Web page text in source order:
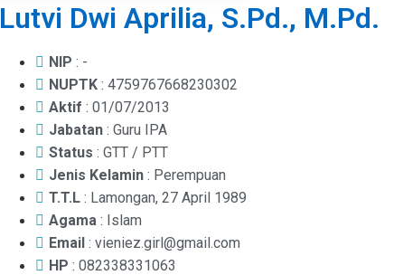
Lutvi Dwi Aprilia, S.Pd., M.Pd.
NIP : -
NUPTK : 4759767668230302
Aktif : 01/07/2013
Jabatan : Guru IPA
Status : GTT / PTT
Jenis Kelamin : Perempuan
T.T.L : Lamongan, 27 April 1989
Agama : Islam
Email : vieniez.girl@gmail.com
HP : 082338331063